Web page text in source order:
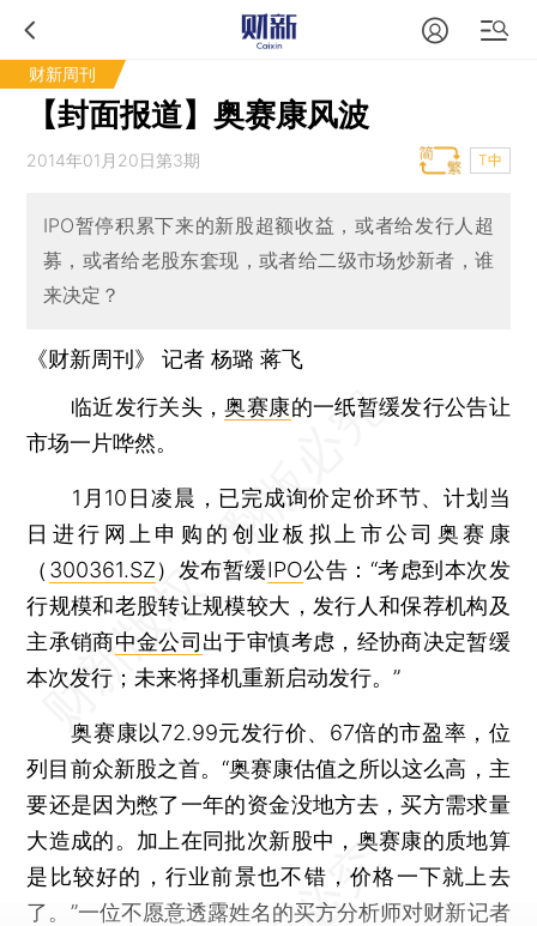
财新周刊
【封面报道】奥赛康风波
2014年01月20日第3期 T中
IPO暂停积累下来的新股超额收益，或者给发行人超
募，或者给老股东套现，或者给二级市场炒新者，谁
来决定？
《财新周刊》 记者 杨璐蒋飞
临近发行关头，奥赛康的一纸暂缓发行公告让
市场一片哗然。
1月10日凌晨，已完成询价定价环节、计划当
日进行网上申购的创业板拟上市公司奥赛康
（ 300361.SZ）发布暂缓IPO公告：“考虑到本次发
行规模和老股转让规模较大，发行人和保荐机构及
主承销商中金公司 出于审慎考虑，经协商决定暂缓
本次发行；未来将择机重新启动发行。”
奥赛康以72.99元发行价、67倍的市盈率，位
列目前众新股之首。“奥赛康估值之所以这么高，主
要还是因为憋了一年的资金没地方去，买方需求量
大造成的。加上在同批次新股中，奥赛康的质地算
是比较好的，行业前景也不错，价格一下就上去
了。”一位不愿意透露姓名的买方分析师对财新记者